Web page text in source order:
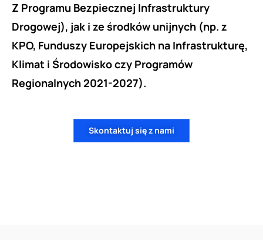
Z Programu Bezpiecznej Infrastruktury
Drogowej), jak i ze środków unijnych (np. z
KPO, Funduszy Europejskich na Infrastrukturę,
Klimat i Środowisko czy Programów
Regionalnych 2021-2027).
Skontaktuj się z nami